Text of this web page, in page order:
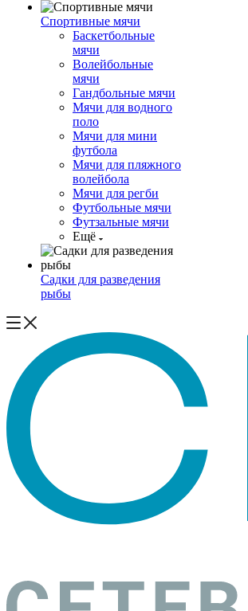
Спортивные мячи
Баскетбольные
мячи
Волейбольные
мячи
Гандбольные мячи
Мячи для водного
поло
Мячи для мини
футбола
Мячи для пляжного
волейбола
Мячи для регби
Футбольные мячи
Футзальные мячи
Ещё
Садки для разведения
рыбы